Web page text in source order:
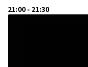
21:00 - 21:30